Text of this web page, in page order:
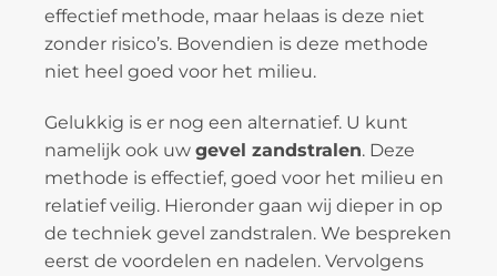
effectief methode, maar helaas is deze niet
zonder risico’s. Bovendien is deze methode
niet heel goed voor het milieu.
Gelukkig is er nog een alternatief. U kunt
namelijk ook uw gevel zandstralen. Deze
methode is effectief, goed voor het milieu en
relatief veilig. Hieronder gaan wij dieper in op
de techniek gevel zandstralen. We bespreken
eerst de voordelen en nadelen. Vervolgens